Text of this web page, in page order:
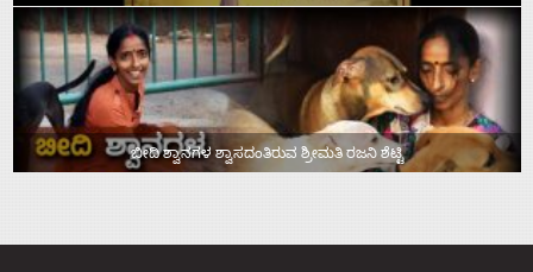
ಬೀದಿ ಶ್ವಾನಗಳ ಶ್ವಾಸದಂತಿರುವ ಶ್ರೀಮತಿ ರಜನಿ ಶೆಟ್ಟಿ